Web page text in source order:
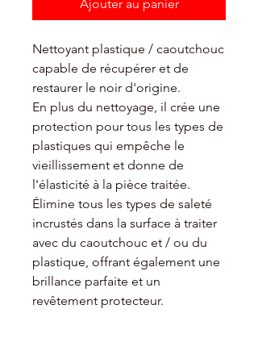
Ajouter au panier
Nettoyant plastique / caoutchouc
capable de récupérer et de
restaurer le noir d'origine.
En plus du nettoyage, il crée une
protection pour tous les types de
plastiques qui empêche le
vieillissement et donne de
l'élasticité à la pièce traitée.
Élimine tous les types de saleté
incrustés dans la surface à traiter
avec du caoutchouc et / ou du
plastique, offrant également une
brillance parfaite et un
revêtement protecteur.